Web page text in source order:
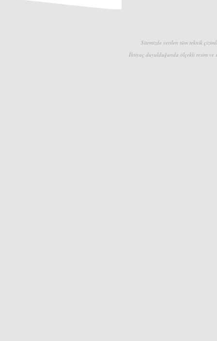
Sitemizde verilen tüm teknik
İhtiyaç duyulduğunda ölçekli resim ve